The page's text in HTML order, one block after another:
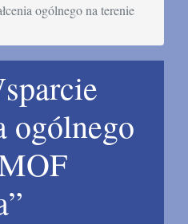
ogólnego na terenie
ogólnego